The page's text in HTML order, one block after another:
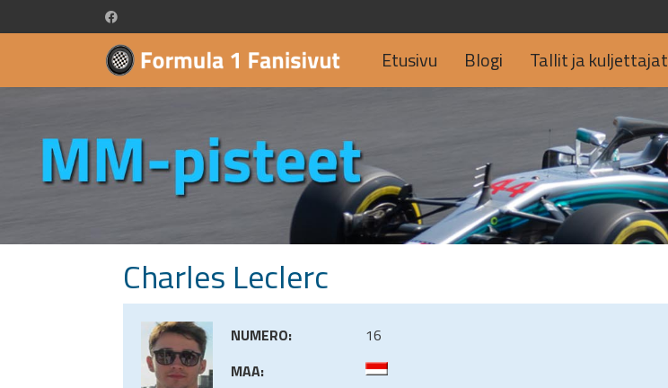
Etusivu Blogi Tallit ja kuljettajat
Charles Leclerc
NUMERO:
16
MAA: